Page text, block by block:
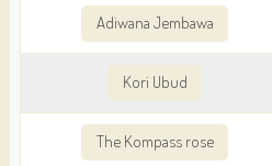
Adiwana Jembawa
Kori Ubud
The Kompass rose